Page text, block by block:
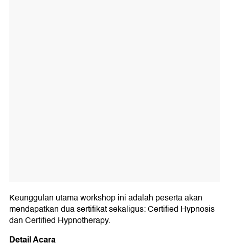
Keunggulan utama workshop ini adalah peserta akan
mendapatkan dua sertifikat sekaligus: Certified Hypnosis
dan Certified Hypnotherapy.
Detail Acara